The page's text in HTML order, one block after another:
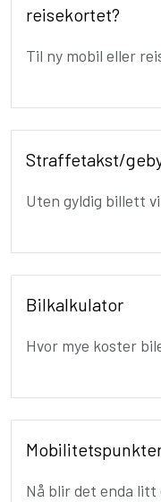
reisekortet?
Til ny mobil eller
Straffetakst/
Uten gyldig billett
Bilkalkulator
Hvor mye koster
Nå blir det enda litt